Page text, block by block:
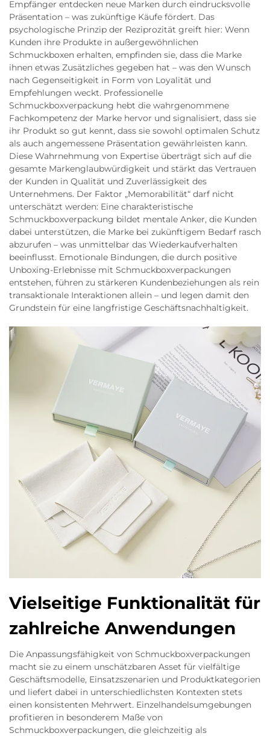
Empfänger entdecken neue Marken durch eindrucksvolle
Präsentation – was zukünftige Käufe fördert. Das
psychologische Prinzip der Reziprozität greift hier: Wenn
Kunden ihre Produkte in außergewöhnlichen
Schmuckboxen erhalten, empfinden sie, dass die Marke
ihnen etwas Zusätzliches gegeben hat – was den Wunsch
nach Gegenseitigkeit in Form von Loyalität und
Empfehlungen weckt. Professionelle
Schmuckboxverpackung hebt die wahrgenommene
Fachkompetenz der Marke hervor und signalisiert, dass sie
ihr Produkt so gut kennt, dass sie sowohl optimalen Schutz
als auch angemessene Präsentation gewährleisten kann.
Diese Wahrnehmung von Expertise überträgt sich auf die
gesamte Markenglaubwürdigkeit und stärkt das Vertrauen
der Kunden in Qualität und Zuverlässigkeit des
Unternehmens. Der Faktor „Memorabilität“ darf nicht
unterschätzt werden: Eine charakteristische
Schmuckboxverpackung bildet mentale Anker, die Kunden
dabei unterstützen, die Marke bei zukünftigem Bedarf rasch
abzurufen – was unmittelbar das Wiederkaufverhalten
beeinflusst. Emotionale Bindungen, die durch positive
Unboxing-Erlebnisse mit Schmuckboxverpackungen
entstehen, führen zu stärkeren Kundenbeziehungen als rein
transaktionale Interaktionen allein – und legen damit den
Grundstein für eine langfristige Geschäftsnachhaltigkeit.
Vielseitige Funktionalität für
zahlreiche Anwendungen
Die Anpassungsfähigkeit von Schmuckboxverpackungen
macht sie zu einem unschätzbaren Asset für vielfältige
Geschäftsmodelle, Einsatzszenarien und Produktkategorien
und liefert dabei in unterschiedlichsten Kontexten stets
einen konsistenten Mehrwert. Einzelhandelsumgebungen
profitieren in besonderem Maße von
Schmuckboxverpackungen, die gleichzeitig als